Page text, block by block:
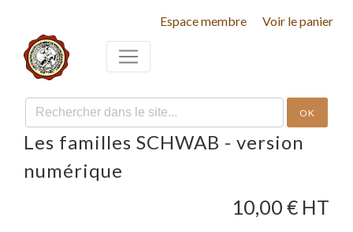
Espace membre Voir le panier
OK
Les familles SCHWAB - version
numérique
10,00 € HT